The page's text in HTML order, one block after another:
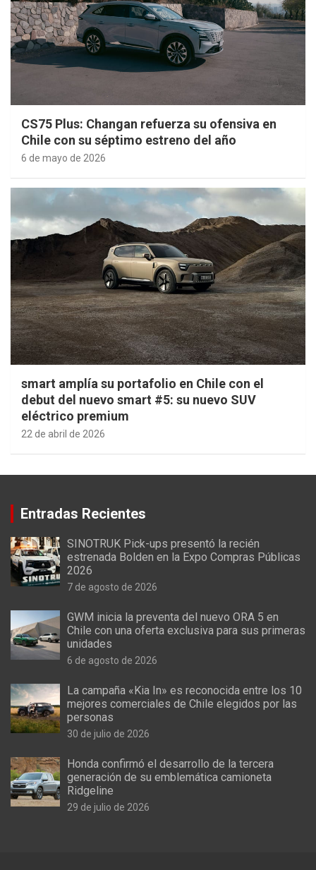
CS75 Plus: Changan refuerza su ofensiva en
Chile con su séptimo estreno del año
6 de mayo de 2026
smart amplía su portafolio en Chile con el
debut del nuevo smart #5: su nuevo SUV
eléctrico premium
22 de abril de 2026
Entradas Recientes
SINOTRUK Pick-ups presentó la recién
estrenada Bolden en la Expo Compras Públicas
2026
7 de agosto de 2026
GWM inicia la preventa del nuevo ORA 5 en
Chile con una oferta exclusiva para sus primeras
unidades
6 de agosto de 2026
La campaña «Kia In» es reconocida entre los 10
mejores comerciales de Chile elegidos por las
personas
30 de julio de 2026
Honda confirmó el desarrollo de la tercera
generación de su emblemática camioneta
Ridgeline
29 de julio de 2026